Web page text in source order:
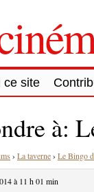
ce site
à:
› La taverne› Le Bingo
à 11 h 01 min